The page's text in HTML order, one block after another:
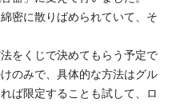
密に散りばめられていて、そ
をくじで決めてもらう予定で
のみで、具体的な方法はグル
ば限定することも試して、ロ